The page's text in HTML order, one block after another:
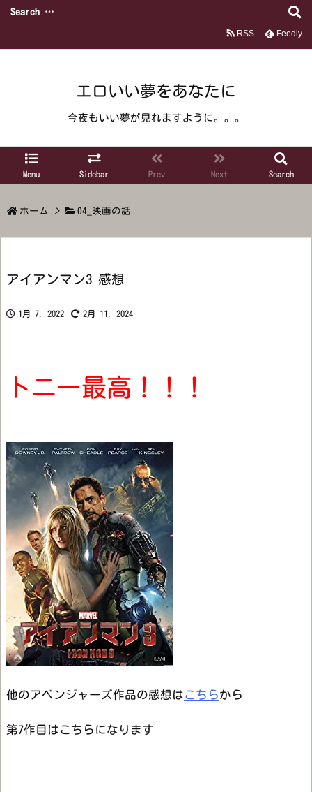
エロいい夢をあなたに
今夜もいい夢が見れますように。。。
Menu Sidebar Prev Next Search
RSS Feedly
ホーム > 04_映画の話
アイアンマン3 感想
1月 7, 2022 2月 11, 2024
トニー最高！！！
他のアベンジャーズ作品の感想はこちらから
第7作目はこちらになります